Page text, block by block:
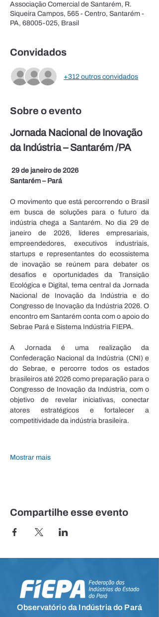
Associação Comercial de Santarém, R.
Siqueira Campos, 565 - Centro, Santarém -
PA, 68005-025, Brasil
Convidados
+312 outros convidados
Sobre o evento
Jornada Nacional de Inovação
da Indústria – Santarém /PA
29 de janeiro de 2026
Santarém – Pará
O movimento que está percorrendo o Brasil
em busca de soluções para o futuro da
indústria chega a Santarém. No dia 29 de
janeiro de 2026, líderes empresariais,
empreendedores, executivos industriais,
startups e representantes do ecossistema
de inovação se reúnem para debater os
desafios e oportunidades da Transição
Ecológica e Digital, tema central da Jornada
Nacional de Inovação da Indústria e do
Congresso de Inovação da Indústria 2026. O
encontro em Santarém conta com o apoio do
Sebrae Pará e Sistema Indústria FIEPA.
A Jornada é uma realização da
Confederação Nacional da Indústria (CNI) e
do Sebrae, e percorre todos os estados
brasileiros até 2026 como preparação para o
Congresso de Inovação da Indústria, com o
objetivo de revelar iniciativas, conectar
atores estratégicos e fortalecer a
competitividade da indústria brasileira.
Mostrar mais
Compartilhe esse evento
Observatório da Indústria do Pará